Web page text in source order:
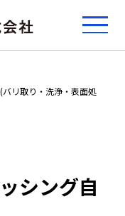
リ取り・洗浄・表面処
シング自